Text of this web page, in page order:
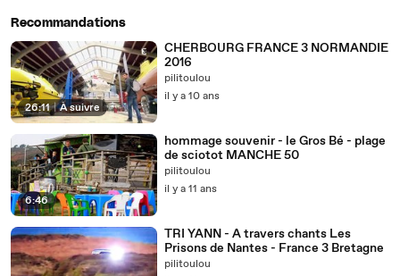
Recommandations
26:11 | À suivre
CHERBOURG FRANCE 3 NORMANDIE
2016
pilitoulou
il y a 10 ans
6:46
hommage souvenir - le Gros Bé - plage
de sciotot MANCHE 50
pilitoulou
il y a 11 ans
TRI YANN - A travers chants Les
Prisons de Nantes - France 3 Bretagne
pilitoulou